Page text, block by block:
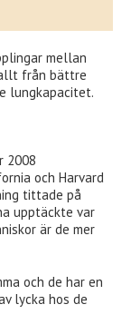
mellan
från bättre
lungkapacitet.
2008
och Harvard
tittade på
upptäckte var
är de mer
och de har en
lycka hos de